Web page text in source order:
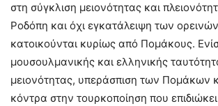
στη σύγκλιση μειονότητας και
Ροδόπη και όχι εγκατάλειψη των
κατοικούνται κυρίως από Πομάκους.
μουσουλμανικής και ελληνικής
μειονότητας, υπεράσπιση των Πομάκων
κόντρα στην τουρκοποίηση που